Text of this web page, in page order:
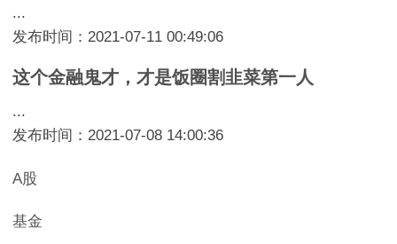
...
发布时间：2021-07-11 00:49:06
这个金融鬼才，才是饭圈割韭菜第一人
...
发布时间：2021-07-08 14:00:36
A股
基金